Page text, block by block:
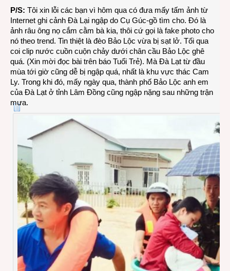
P/S: Tôi xin lỗi các bạn vì hôm qua có đưa mấy tấm ảnh từ
Internet ghi cảnh Đà Lại ngập do Cụ Gúc-gồ tìm cho. Đó là
ảnh râu ông nọ cắm cằm bà kia, thôi cứ gọi là fake photo cho
nó theo trend. Tin thiệt là đèo Bảo Lộc vừa bị sạt lở. Tối qua
coi clip nước cuồn cuộn chảy dưới chân cầu Bảo Lộc ghê
quá. (Xin mời đọc bài trên báo Tuổi Trẻ). Mà Đà Lạt từ đầu
mùa tới giờ cũng dễ bị ngập quá, nhất là khu vực thác Cam
Ly. Trong khi đó, mấy ngày qua, thành phố Bảo Lộc anh em
của Đà Lạt ở tỉnh Lâm Đồng cũng ngập nặng sau những trận
mưa.